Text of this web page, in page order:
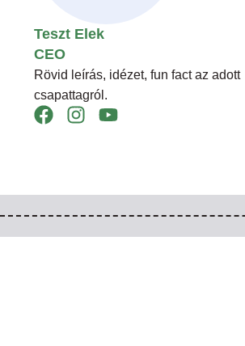
Teszt Elek
CEO
Rövid leírás, idézet, fun fact az adott
csapattagról.